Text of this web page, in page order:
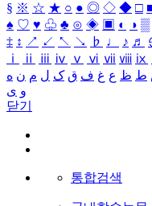
§ ※ ☆ ★ ○ ● ◎ ◇ ◆ □
♠ ♡ ♥ ♧ ♣ ⊙ ◈ ▣ ◐ ◑ ▒
‡ ↕ ↗ ↙ ↖ ↘ ♭ ♩ ♪ ♬
ⅰ
ⅱ ⅲ ⅳ ⅴ ⅵ ⅶ ⅷ ⅸ
ط ظ ع غ ف ق ک ل م ن ه
و ی
닫기
통합검색